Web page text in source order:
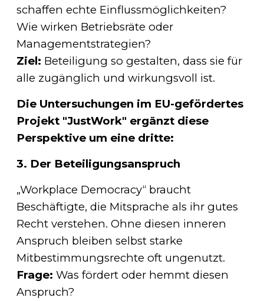
schaffen echte Einflussmöglichkeiten?
Wie wirken Betriebsräte oder
Managementstrategien?
Ziel: Beteiligung so gestalten, dass sie für
alle zugänglich und wirkungsvoll ist.
Die Untersuchungen im EU-gefördertes
Projekt "JustWork" ergänzt diese
Perspektive um eine dritte:
3. Der Beteiligungsanspruch
„Workplace Democracy“ braucht
Beschäftigte, die Mitsprache als ihr gutes
Recht verstehen. Ohne diesen inneren
Anspruch bleiben selbst starke
Mitbestimmungsrechte oft ungenutzt.
Frage: Was fördert oder hemmt diesen
Anspruch?